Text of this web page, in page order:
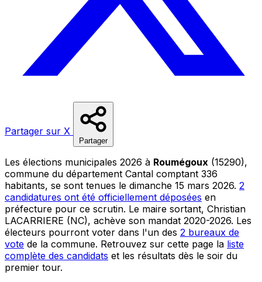
Partager sur X
Partager
Les élections municipales 2026 à Roumégoux (15290),
commune du département Cantal comptant 336
habitants, se sont tenues le dimanche 15 mars 2026. 2
candidatures ont été officiellement déposées en
préfecture pour ce scrutin. Le maire sortant, Christian
LACARRIERE (NC), achève son mandat 2020-2026. Les
électeurs pourront voter dans l'un des 2 bureaux de
vote de la commune. Retrouvez sur cette page la liste
complète des candidats et les résultats dès le soir du
premier tour.